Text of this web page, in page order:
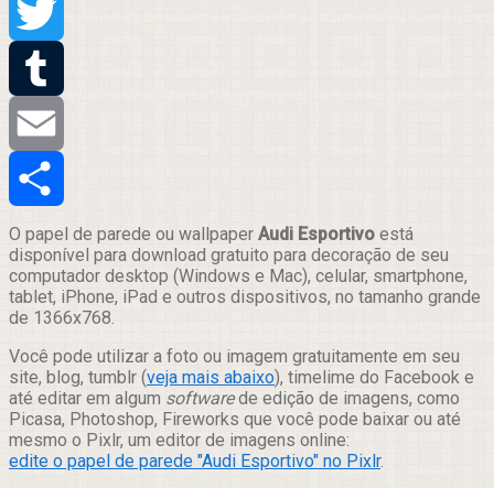
Pinterest
Twitter
Tumblr
Email
Compartilhar
O papel de parede ou wallpaper Audi Esportivo está
disponível para download gratuito para decoração de seu
computador desktop (Windows e Mac), celular, smartphone,
tablet, iPhone, iPad e outros dispositivos, no tamanho grande
de 1366x768.
Você pode utilizar a foto ou imagem gratuitamente em seu
site, blog, tumblr (veja mais abaixo), timelime do Facebook e
até editar em algum softwarede edição de imagens, como
Picasa, Photoshop, Fireworks que você pode baixar ou até
mesmo o Pixlr, um editor de imagens online:
edite o papel de parede "Audi Esportivo" no Pixlr.